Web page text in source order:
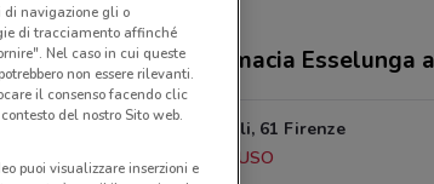
Negozi Parafarmacia Esselunga
Via Di Novoli, 61 Firenze
2.6 km
CHIUSO
navigazione gli o
di tracciamento affinché
Nel caso in cui queste
non essere rilevanti.
il consenso facendo clic
del nostro Sito web.
puoi visualizzare inserzioni e